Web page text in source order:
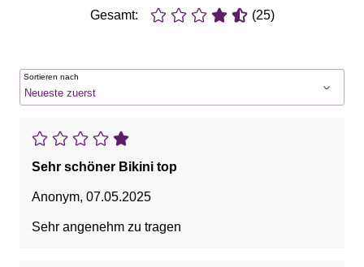
Gesamt: (25)
Sortieren nach
Sehr schöner Bikini top
Anonym, 07.05.2025
Sehr angenehm zu tragen